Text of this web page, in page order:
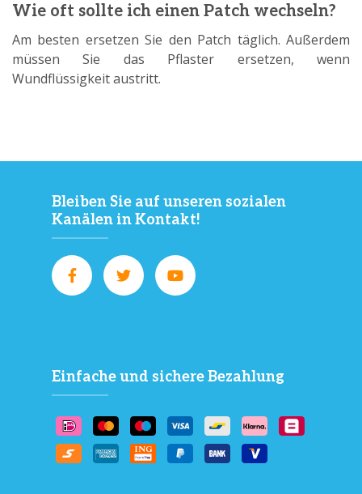
Wie oft sollte ich einen Patch wechseln?
Am besten ersetzen Sie den Patch täglich. Außerdem
müssen Sie das Pflaster ersetzen, wenn
Wundflüssigkeit austritt.
Bleiben Sie auf unseren sozialen
Kanälen in Kontakt!
Einfache und sichere Bezahlung